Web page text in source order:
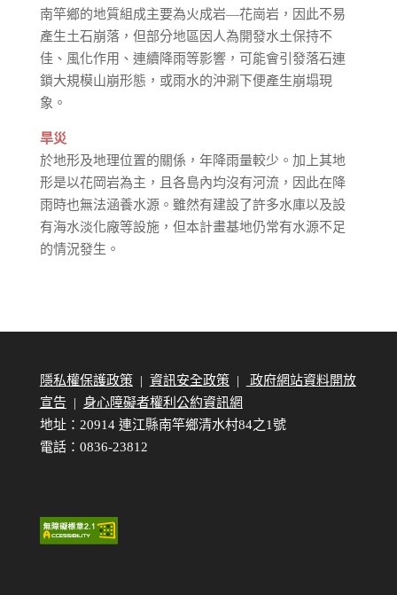
南竿鄉的地質組成主要為火成岩—花崗岩，因此不易
產生土石崩落，但部分地區因人為開發水土保持不
佳、風化作用、連續降雨等影響，可能會引發落石連
鎖大規模山崩形態，或雨水的沖涮下便產生崩塌現
象。
旱災
於地形及地理位置的關係，年降雨量較少。加上其地
形是以花岡岩為主，且各島內均沒有河流，因此在降
雨時也無法涵養水源。雖然有建設了許多水庫以及設
有海水淡化廠等設施，但本計畫基地仍常有水源不足
的情況發生。
隱私權保護政策 | 資訊安全政策 |
政府網站資料開放
宣告| 身心障礙者權利公約資訊網
地址：20914 連江縣南竿鄉清水村84之1號
電話：0836-23812